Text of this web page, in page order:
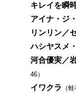
キレイを瞬
アイナ・ジ
リンリン／
ハシヤスメ
河合優実／
46）
イワクラ （蛙